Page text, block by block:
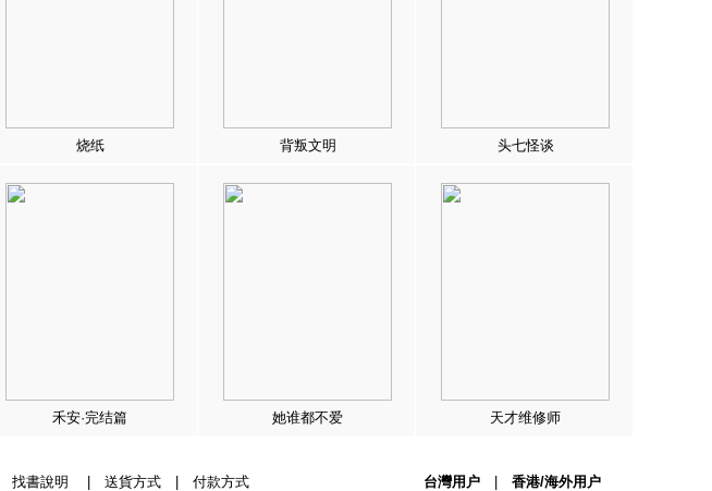
烧纸 背叛文明 头七怪谈
禾安·完结篇 她谁都不爱 天才维修师
找書說明 送貨方式| 付款方式 台灣用户 香港/海外用户